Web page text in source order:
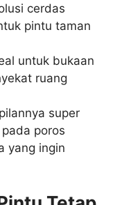
cerdas
pintu taman
untuk bukaan
ruang
super
poros
yang ingin